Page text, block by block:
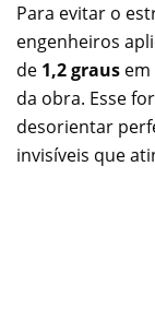
Para evitar o
engenheiros
de 1,2 graus
da obra. Esse
desorientar
invisíveis que